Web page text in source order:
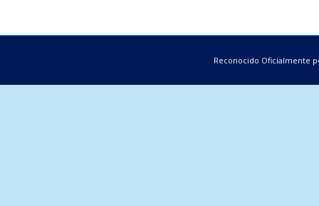
Reconocido Oficialmente